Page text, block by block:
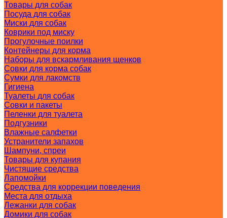
Товары для собак
Посуда для собак
Миски для собак
Коврики под миску
Прогулочные поилки
Контейнеры для корма
Наборы для вскармливания щенков
Совки для корма собак
Сумки для лакомств
Гигиена
Туалеты для собак
Совки и пакеты
Пеленки для туалета
Подгузники
Влажные салфетки
Устранители запахов
Шампуни, спреи
Товары для купания
Чистящие средства
Лапомойки
Средства для коррекции поведения
Места для отдыха
Лежанки для собак
Домики для собак